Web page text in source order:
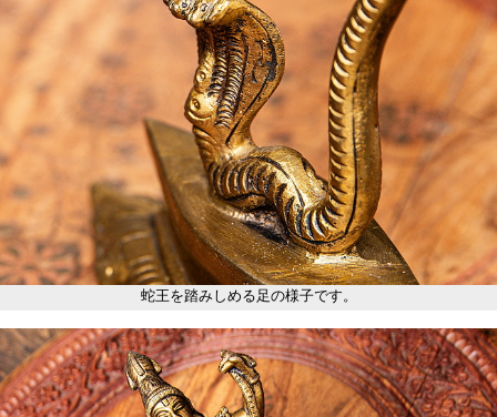
蛇王を踏みしめる足の様子です。